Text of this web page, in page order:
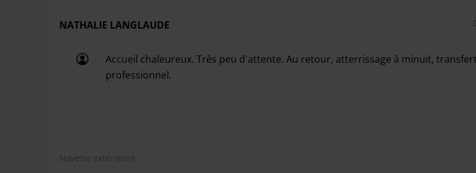
NATHALIE LANGLAUDE
Accueil chaleureux. Très peu d'attente. Au retour, atterrissage à minuit,
professionnel.
Navette extérieure